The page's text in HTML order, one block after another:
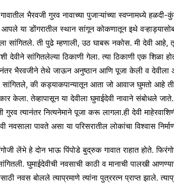
भैरवजी गुरव नावाच्या पुजाऱ्यांच्या स्वप्नामध्ये
आपले या डोंगरातील स्थान सांगून कोकणातून इथे
सांगितले. ती पुढे म्हणाली, उठ घाबरू नकोस. मी देवी आहे,
देवीने सांगितलेल्या ठिकाणी गेला. त्या ठिकाणी एक शिळा
भैरवजीने तेथे जाऊन अनुष्ठान आणि पूजा केली व
सांगितले, की कड्याकपान्यातून आता जो आवाज घुमतो आहे ती
केला. तेव्हापासून या देवीला घुमाईदेवी नावाने संबोधले
गुरव त्यानंतर नित्यनेमाने पूजा करू लागला.ही देवी
नवसाला पावते असा या परिसरातील लोकांचा विश्वास
लेंभे हे दोन भाऊ पिंपोडे बुद्रुक गावात राहात होते.
घुमाईदेवीची नवसाची काठी व मानाची पालखी
नवस बोलले त्याप्रमाणे त्यांना पुत्ररत्न प्राप्त झाले.